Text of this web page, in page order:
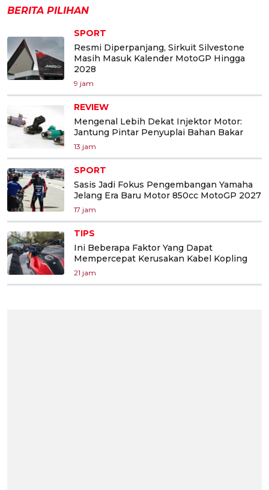
BERITA PILIHAN
SPORT
Resmi Diperpanjang, Sirkuit Silvestone
Masih Masuk Kalender MotoGP Hingga
2028
9 jam
REVIEW
Mengenal Lebih Dekat Injektor Motor:
Jantung Pintar Penyuplai Bahan Bakar
13 jam
SPORT
Sasis Jadi Fokus Pengembangan Yamaha
Jelang Era Baru Motor 850cc MotoGP 2027
17 jam
TIPS
Ini Beberapa Faktor Yang Dapat
Mempercepat Kerusakan Kabel Kopling
21 jam